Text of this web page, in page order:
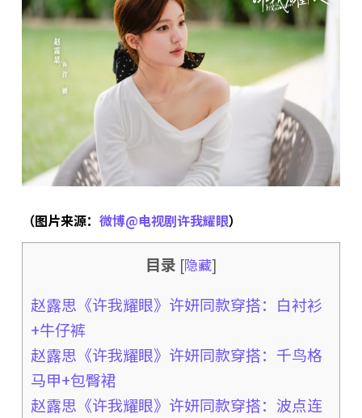
（图片来源： 微博@电视剧许我耀眼）
目录 [隐藏]
赵露思《许我耀眼》许妍同款穿搭：白衬衫
+牛仔裤
赵露思《许我耀眼》许妍同款穿搭：千鸟格
马甲+包臀裙
赵露思《许我耀眼》许妍同款穿搭：波点连